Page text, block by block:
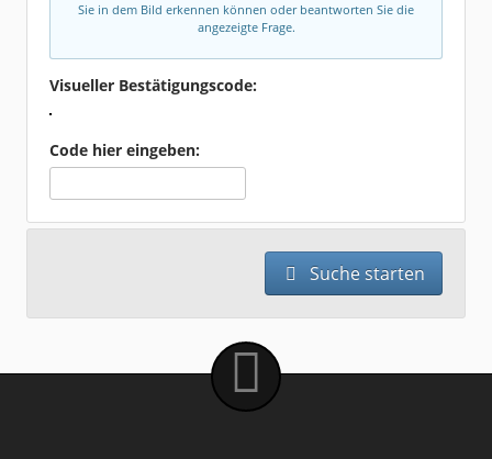
Sie in dem Bild erkennen können oder beantworten Sie die
angezeigte Frage.
Visueller Bestätigungscode:
Code hier eingeben:
Suche starten